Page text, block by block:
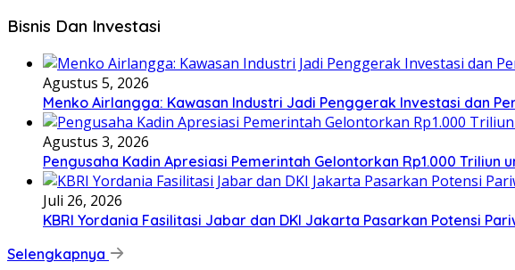
Bisnis Dan Investasi
Agustus 5, 2026
Menko Airlangga: Kawasan Industri Jadi Penggerak Investasi dan
Agustus 3, 2026
Pengusaha Kadin Apresiasi Pemerintah Gelontorkan Rp1.000 Triliun
Juli 26, 2026
KBRI Yordania Fasilitasi Jabar dan DKI Jakarta Pasarkan Potensi
Selengkapnya